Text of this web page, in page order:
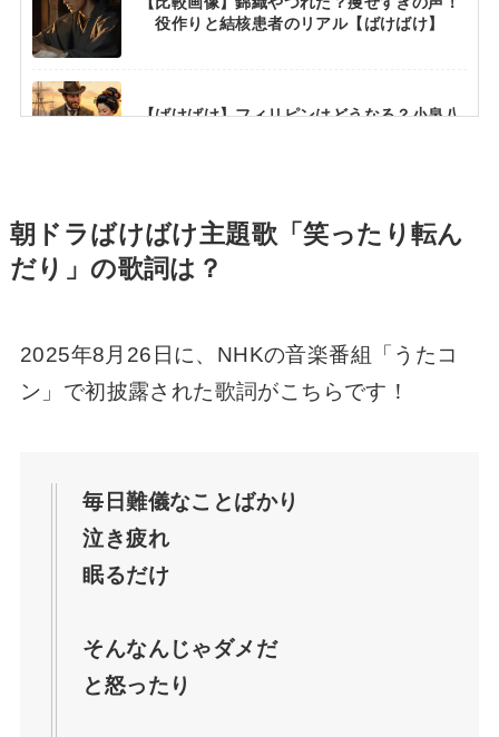
役作りと結核患者のリアル【ばけばけ】
【ばけばけ】フィリピンはどうなる？小泉八
【ばけばけ】ランのモデルは実在？ロバート
妻役キャストは朝ドラ２回目【蓮佛美沙子】
【ばけばけ】人形の墓は実話？あらすじと結
末・史実との違いを解説【小泉八雲】
ばけばけ作山のモデルは誰？キャストは朝ド
【ばけばけ】ロバートのモデルは誰？キャス
トはイギリス人俳優【ジョートレメイン】
朝ドラばけばけ主題歌「笑ったり転ん
だり」の歌詞は？
2025年8月26日に、NHKの音楽番組「うたコ
ン」で初披露された歌詞がこちらです！
毎日難儀なことばかり
泣き疲れ
眠るだけ
そんなんじゃダメだ
と怒ったり